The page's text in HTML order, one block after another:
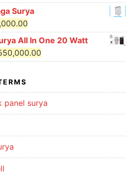
price
Rp1,550,000.00.
Surya
price
is:
Rp850,000.00.
All In One 20 Watt
price
panel surya